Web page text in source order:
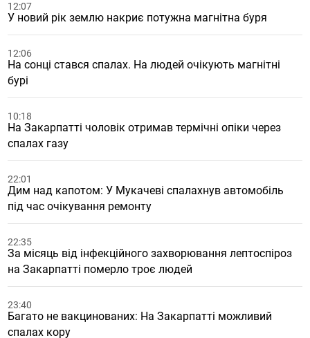
12:07
У новий рік землю накриє потужна магнітна буря
12:06
На сонці стався спалах. На людей очікують магнітні
бурі
10:18
На Закарпатті чоловік отримав термічні опіки через
спалах газу
22:01
Дим над капотом: У Мукачеві спалахнув автомобіль
під час очікування ремонту
22:35
За місяць від інфекційного захворювання лептоспіроз
на Закарпатті померло троє людей
23:40
Багато не вакцинованих: На Закарпатті можливий
спалах кору